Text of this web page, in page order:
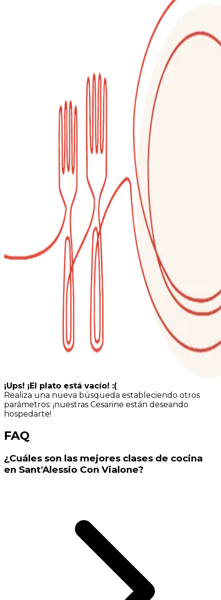
¡Ups! ¡El plato está vacío! :(
Realiza una nueva búsqueda estableciendo otros
parámetros: ¡nuestras Cesarine están deseando
hospedarte!
FAQ
¿Cuáles son las mejores clases de cocina
en Sant'Alessio Con Vialone?